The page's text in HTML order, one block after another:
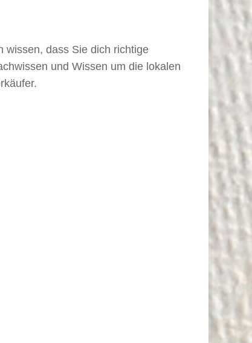
wissen, dass Sie dich richtige
und Wissen um die lokalen